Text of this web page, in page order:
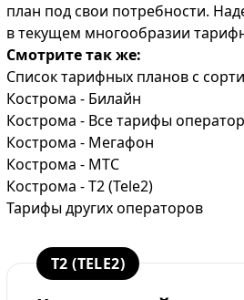
план под свои потребности.
в текущем многообразии
Смотрите так же:
Список тарифных планов с
Кострома - Билайн
Кострома - Все тарифы
Кострома - Мегафон
Кострома - МТС
Кострома - T2 (Tele2)
Тарифы других операторов
T2 (TELE2)